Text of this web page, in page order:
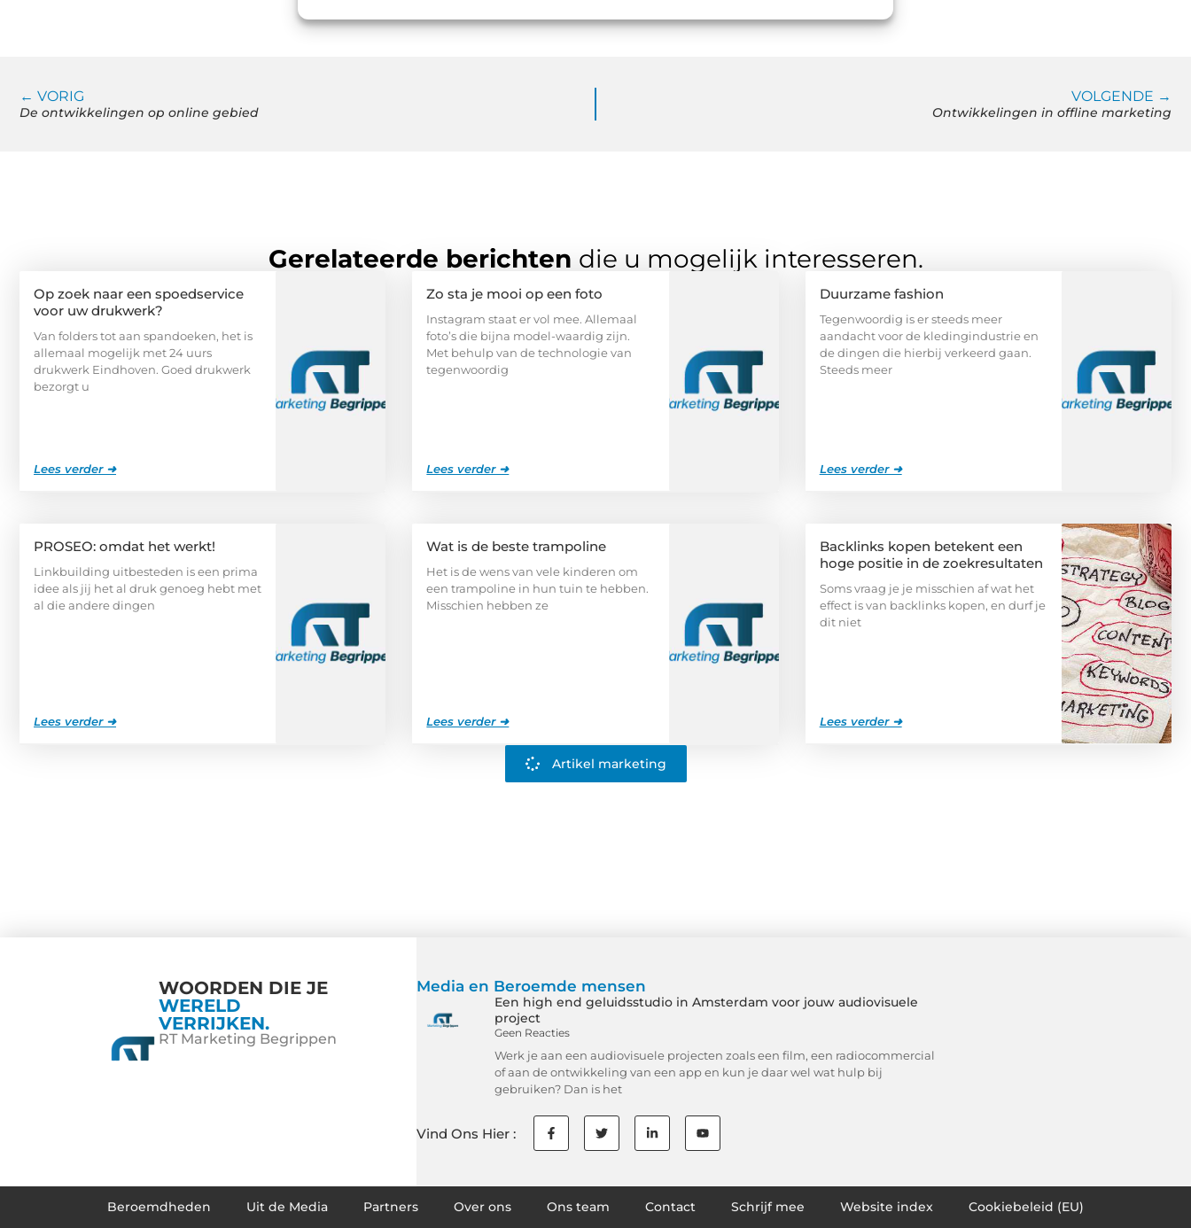
← VORIG
De ontwikkelingen op online gebied
VOLGENDE →
Ontwikkelingen in offline marketing
Gerelateerde berichten die u mogelijk interesseren.
Op zoek naar een spoedservice
voor uw drukwerk?
Van folders tot aan spandoeken, het is
allemaal mogelijk met 24 uurs
drukwerk Eindhoven. Goed drukwerk
bezorgt u
Lees verder ➜
Zo sta je mooi op een foto
Instagram staat er vol mee. Allemaal
foto’s die bijna model-waardig zijn.
Met behulp van de technologie van
tegenwoordig
Lees verder ➜
Duurzame fashion
Tegenwoordig is er steeds meer
aandacht voor de kledingindustrie en
de dingen die hierbij verkeerd gaan.
Steeds meer
Lees verder ➜
PROSEO: omdat het werkt!
Linkbuilding uitbesteden is een prima
idee als jij het al druk genoeg hebt met
al die andere dingen
Lees verder ➜
Wat is de beste trampoline
Het is de wens van vele kinderen om
een trampoline in hun tuin te hebben.
Misschien hebben ze
Lees verder ➜
Backlinks kopen betekent een
hoge positie in de zoekresultaten
Soms vraag je je misschien af wat het
effect is van backlinks kopen, en durf je
dit niet
Lees verder ➜
Artikel marketing
WOORDEN DIE JE
WERELD
VERRIJKEN.
RT Marketing Begrippen
Media en Beroemde mensen
Een high end geluidsstudio in Amsterdam voor jouw audiovisuele
project
Geen Reacties
Werk je aan een audiovisuele projecten zoals een film, een radiocommercial
of aan de ontwikkeling van een app en kun je daar wel wat hulp bij
gebruiken? Dan is het
Vind Ons Hier :
Beroemdheden Uit de Media Partners Over ons Ons team Contact Schrijf mee Website index Cookiebeleid (EU)